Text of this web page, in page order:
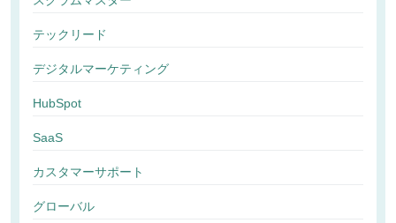
テックリード
デジタルマーケティング
HubSpot
SaaS
カスタマーサポート
グローバル